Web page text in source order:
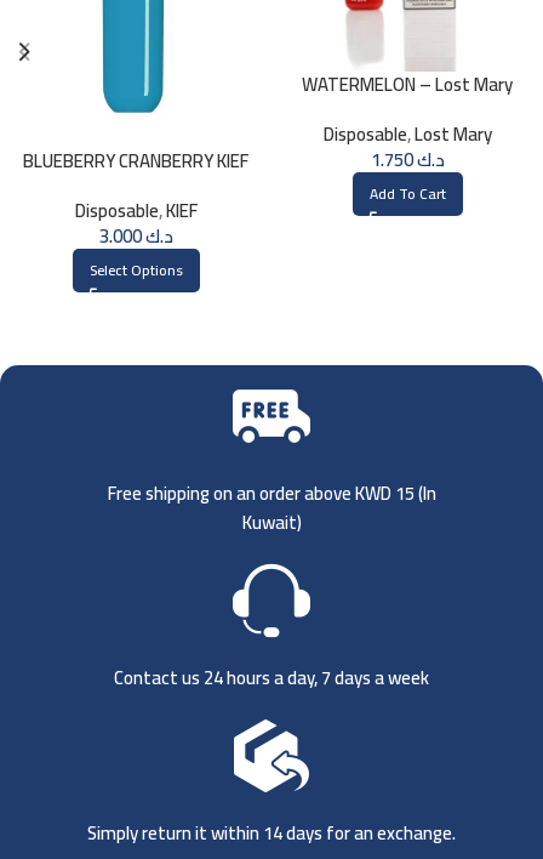
BLUEBERRY CRANBERRY KIEF
Disposable,KIEF
د.ك3.000
Select Options
WATERMELON – Lost Mary
Disposable,Lost Mary
د.ك1.750
Add To Cart
Free shipping on an order above KWD 15 (In
Kuwait)
Contact us 24 hours a day, 7 days a week
Simply return it within 14 days for an exchange.